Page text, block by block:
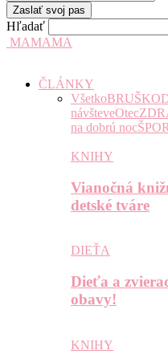
Hľadať
MAMAMA
ČLÁNKY
VšetkoBRUŠKO
návšteveOtec
na dobrú noc
KNIHY
Vianočná
detské tváre
DIEŤA
Dieťa a
obavy!
KNIHY